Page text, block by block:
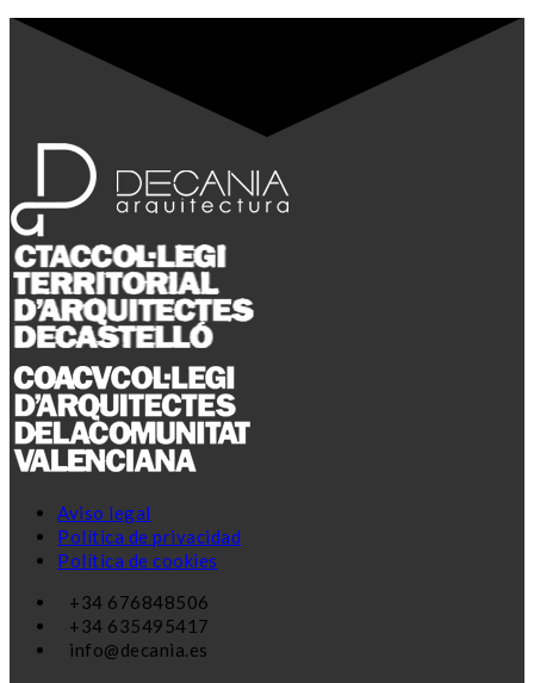
Aviso legal
Política de privacidad
Política de cookies
+34 676848506
+34 635495417
info@decania.es